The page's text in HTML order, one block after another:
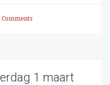
Comments
1 maart